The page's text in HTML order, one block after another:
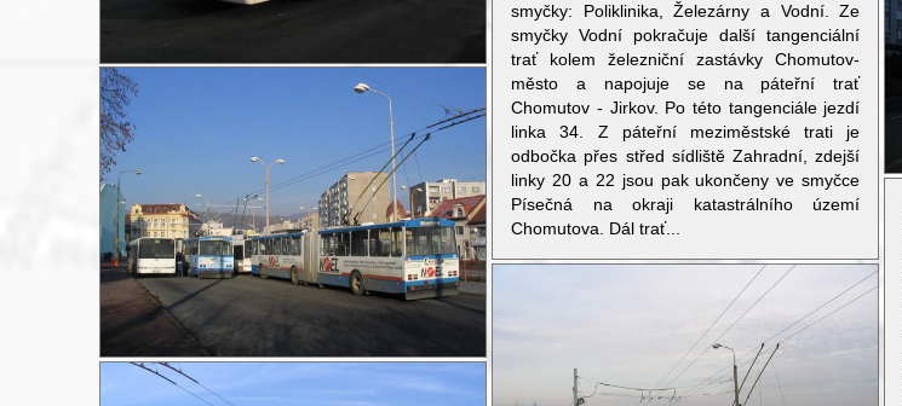
smyčky: Poliklinika, Železárny a Vodní. Ze
smyčky Vodní pokračuje další tangenciální
trať kolem železniční zastávky Chomutov-
město a napojuje se na páteřní trať
Chomutov - Jirkov. Po této tangenciále jezdí
linka 34. Z páteřní meziměstské trati je
odbočka přes střed sídliště Zahradní, zdejší
linky 20 a 22 jsou pak ukončeny ve smyčce
Písečná na okraji katastrálního území
Chomutova. Dál trať...